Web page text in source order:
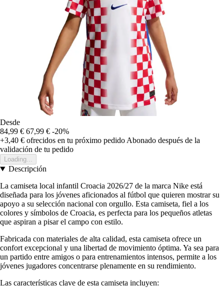
Desde
84,99 € 67,99 € -20%
+3,40 € ofrecidos en tu próximo pedido Abonado después de la
validación de tu pedido
Loading...
Descripción
La camiseta local infantil Croacia 2026/27 de la marca Nike está
diseñada para los jóvenes aficionados al fútbol que quieren mostrar su
apoyo a su selección nacional con orgullo. Esta camiseta, fiel a los
colores y símbolos de Croacia, es perfecta para los pequeños atletas
que aspiran a pisar el campo con estilo.
Fabricada con materiales de alta calidad, esta camiseta ofrece un
confort excepcional y una libertad de movimiento óptima. Ya sea para
un partido entre amigos o para entrenamientos intensos, permite a los
jóvenes jugadores concentrarse plenamente en su rendimiento.
Las características clave de esta camiseta incluyen: